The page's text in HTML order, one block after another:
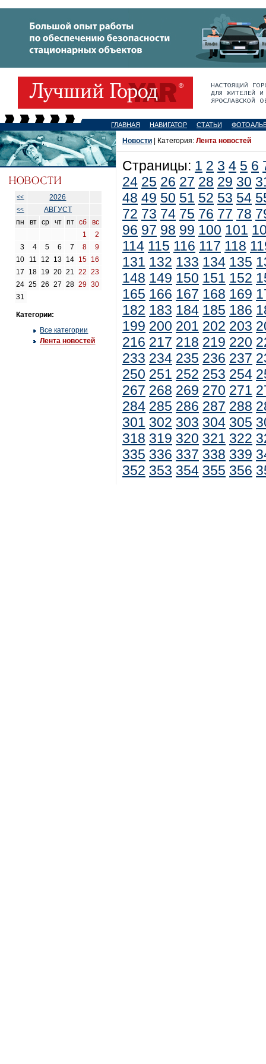
ГЛАВНАЯ НАВИГАТОР СТАТЬИ
<< 2026
<<
АВГУСТ
пн
вт ср чт пт сб
вс
1
2
3
4 5 6 7 8
9
10
11 12 13 14 15 16
17
18 19 20 21 22
23
24 25 26 27 28 29 30
31
Категории:
Все категории
Лента новостей
Новости | Категория: Лента новостей
Страницы: 1 2 3 4 5 6
24 25 26 27 28 29 30
48 49 50 51 52 53 54
72 73 74 75 76 77 78
96 97 98 99 100 101
114 115 116 117 118
131 132 133 134 135
148 149 150 151 152
165 166 167 168 169
182 183 184 185 186
199 200 201 202 203
216 217 218 219 220
233 234 235 236 237
250 251 252 253 254
267 268 269 270 271
284 285 286 287 288
301 302 303 304 305
318 319 320 321 322
335 336 337 338 339
352 353 354 355 356